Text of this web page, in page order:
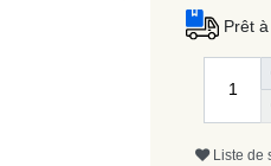
Prêt
Liste de